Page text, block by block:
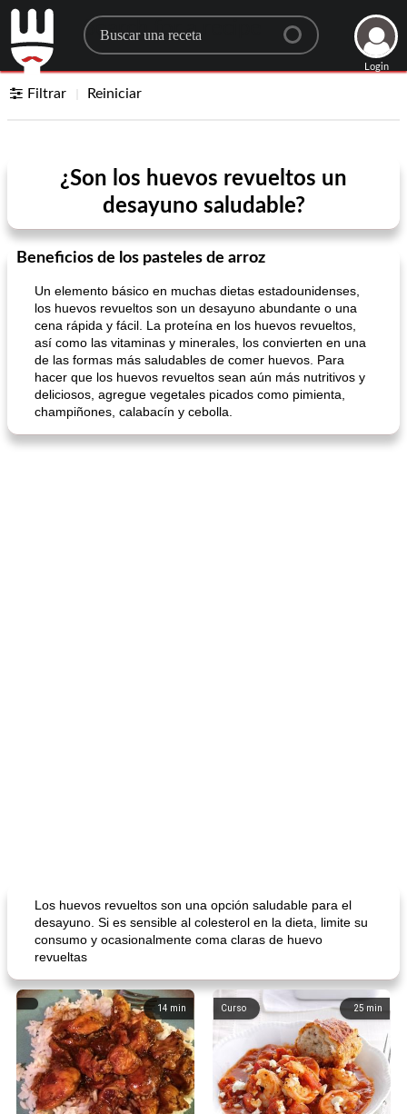
Search for a recipe
Login
Filtrar Reiniciar
¿Son los huevos revueltos un
desayuno saludable?
Beneficios de los pasteles de arroz
Un elemento básico en muchas dietas estadounidenses,
los huevos revueltos son un desayuno abundante o una
cena rápida y fácil. La proteína en los huevos revueltos,
así como las vitaminas y minerales, los convierten en una
de las formas más saludables de comer huevos. Para
hacer que los huevos revueltos sean aún más nutritivos y
deliciosos, agregue vegetales picados como pimienta,
champiñones, calabacín y cebolla.
Los huevos revueltos son una opción saludable para el
desayuno. Si es sensible al colesterol en la dieta, limite su
consumo y ocasionalmente coma claras de huevo
revueltas
14 min 25 min
Curso